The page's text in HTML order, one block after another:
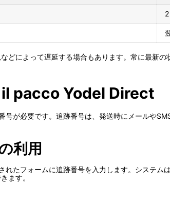
どによって遅延する場合もあります。常に最新
pacco Yodel Direct
が必要です。追跡番号は、発送時にメールや
利用
たフォームに追跡番号を入力します。システム
ます。